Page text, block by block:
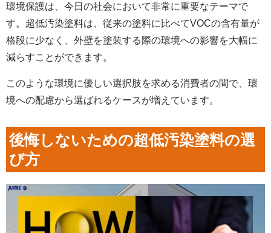
環境保護は、今日の社会において非常に重要なテーマで
す。超低汚染塗料は、従来の塗料に比べてVOCの含有量が
格段に少なく、外壁を塗装する際の環境への影響を大幅に
減らすことができます。
このような環境に優しい選択肢を求める消費者の間で、環
境への配慮から選ばれるケースが増えています。
後悔しないための超低汚染塗料の選
び方